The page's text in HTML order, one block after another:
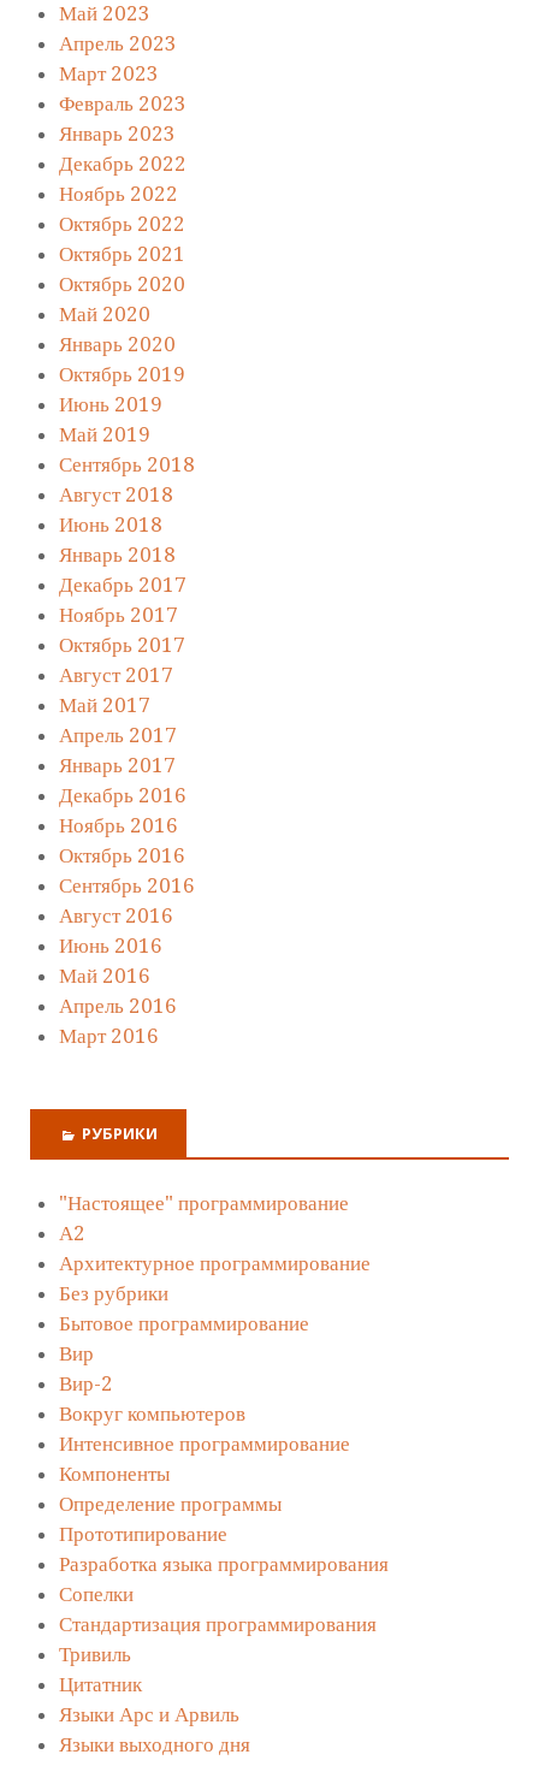
Май 2023
Апрель 2023
Март 2023
Февраль 2023
Январь 2023
Декабрь 2022
Ноябрь 2022
Октябрь 2022
Октябрь 2021
Октябрь 2020
Май 2020
Январь 2020
Октябрь 2019
Июнь 2019
Май 2019
Сентябрь 2018
Август 2018
Июнь 2018
Январь 2018
Декабрь 2017
Ноябрь 2017
Октябрь 2017
Август 2017
Май 2017
Апрель 2017
Январь 2017
Декабрь 2016
Ноябрь 2016
Октябрь 2016
Сентябрь 2016
Август 2016
Июнь 2016
Май 2016
Апрель 2016
Март 2016
РУБРИКИ
"Настоящее" программирование
А2
Архитектурное программирование
Без рубрики
Бытовое программирование
Вир
Вир-2
Вокруг компьютеров
Интенсивное программирование
Компоненты
Определение программы
Прототипирование
Разработка языка программирования
Сопелки
Стандартизация программирования
Тривиль
Цитатник
Языки Арс и Арвиль
Языки выходного дня